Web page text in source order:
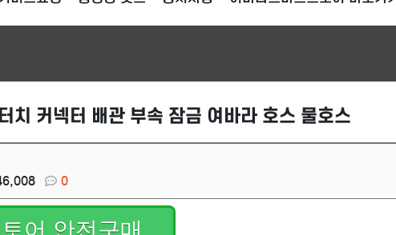
치 커넥터 배관 부속 잠금 여바라 호스 물호스
0
어 안전구매